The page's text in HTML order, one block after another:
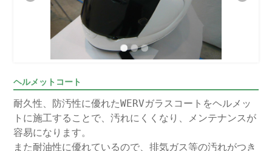
ヘルメットコート
耐久性、防汚性に優れたWERVガラスコートをヘルメッ
トに施工することで、汚れにくくなり、メンテナンスが
容易になります。
また耐油性に優れているので、排気ガス等の汚れがつき